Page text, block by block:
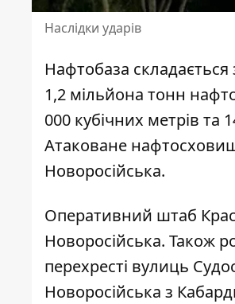
Наслідки ударів
Нафтобаза
1,2 мільйона тонн
000 кубічних метрів та
Атаковане
Новоросійська.
Оперативний штаб
Новоросійська. Також
перехресті вулиць
Новоросійська з